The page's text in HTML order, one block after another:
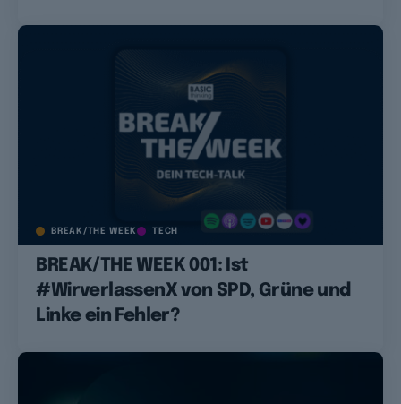
BREAK/THE WEEK TECH
BREAK/THE WEEK 001: Ist
#WirverlassenX von SPD, Grüne und
Linke ein Fehler?